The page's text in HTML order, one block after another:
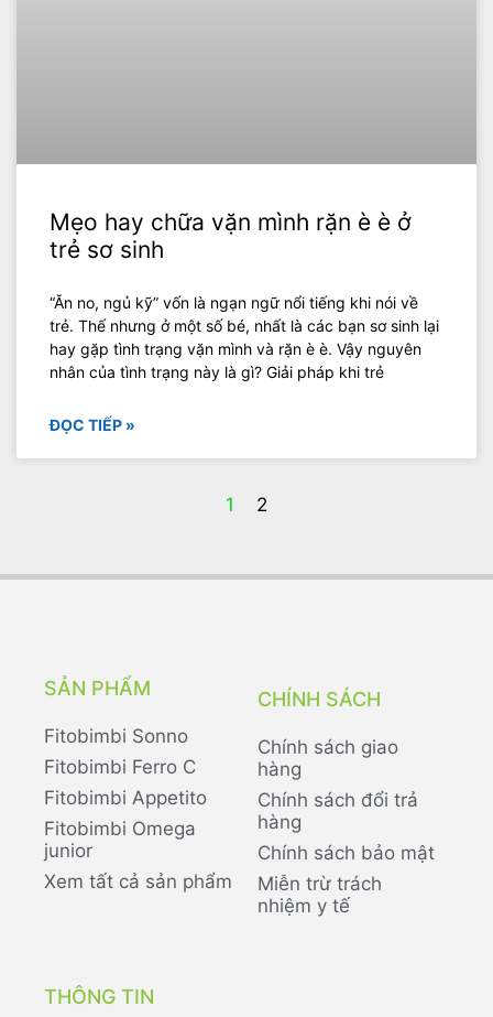
Mẹo hay chữa vặn mình rặn è è ở
trẻ sơ sinh
“Ăn no, ngủ kỹ” vốn là ngạn ngữ nổi tiếng khi nói về
trẻ. Thế nhưng ở một số bé, nhất là các bạn sơ sinh lại
hay gặp tình trạng vặn mình và rặn è è. Vậy nguyên
nhân của tình trạng này là gì? Giải pháp khi trẻ
ĐỌC TIẾP »
1 2
SẢN PHẨM
Fitobimbi Sonno
Fitobimbi Ferro C
Fitobimbi Appetito
Fitobimbi Omega
junior
Xem tất cả sản phẩm
CHÍNH SÁCH
Chính sách giao
hàng
Chính sách đổi trả
hàng
Chính sách bảo mật
Miễn trừ trách
nhiệm y tế
THÔNG TIN